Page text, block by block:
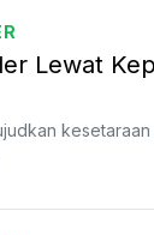
Lewat